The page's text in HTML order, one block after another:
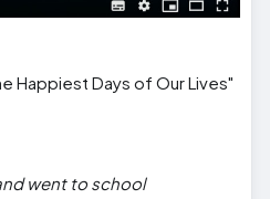
Happiest Days of Our Lives"
went to school